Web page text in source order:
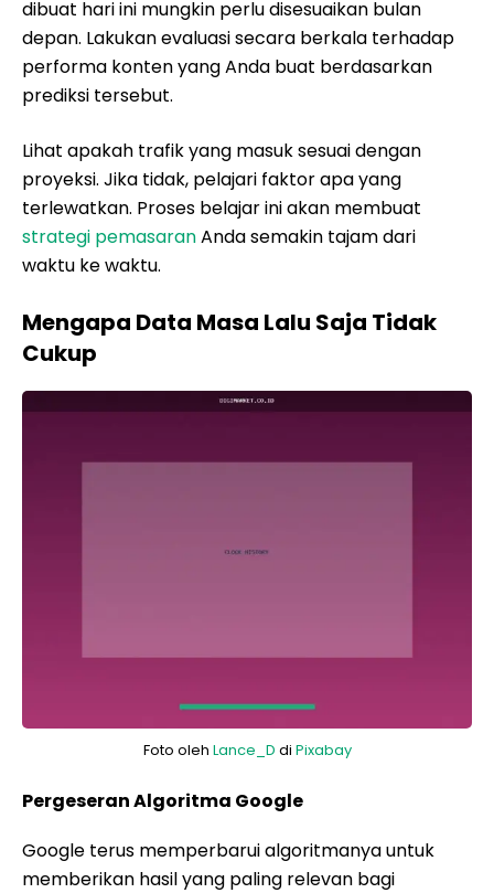
dibuat hari ini mungkin perlu disesuaikan bulan
depan. Lakukan evaluasi secara berkala terhadap
performa konten yang Anda buat berdasarkan
prediksi tersebut.
Lihat apakah trafik yang masuk sesuai dengan
proyeksi. Jika tidak, pelajari faktor apa yang
terlewatkan. Proses belajar ini akan membuat
strategi pemasaranAnda semakin tajam dari
waktu ke waktu.
Mengapa Data Masa Lalu Saja Tidak
Cukup
Foto oleh Lance_D di Pixabay
Pergeseran Algoritma Google
Google terus memperbarui algoritmanya untuk
memberikan hasil yang paling relevan bagi